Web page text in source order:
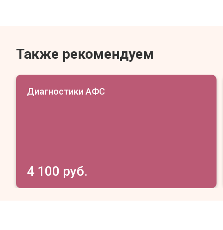
Также рекомендуем
Диагностики АФС
4 100 руб.